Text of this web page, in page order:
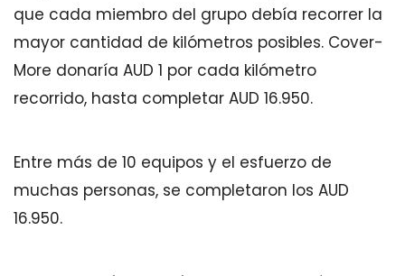
que cada miembro del grupo debía recorrer la
mayor cantidad de kilómetros posibles. Cover-
More donaría AUD 1 por cada kilómetro
recorrido, hasta completar AUD 16.950.
Entre más de 10 equipos y el esfuerzo de
muchas personas, se completaron los AUD
16.950.